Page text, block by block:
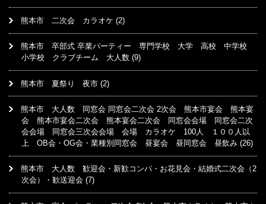
熊本市 二次会 カラオケ (2)
熊本市 卒部式 卒業パーティー 専門学校 大学 高校 中学校
小学校 クラブチーム 大人数 (9)
熊本市 夏祭り 夜市 (2)
熊本市 大人数 同窓会 同窓会二次会 2次会 熊本市宴会 熊本宴
会 熊本市宴会二次会 熊本宴会二次会 同窓会会場 同窓会二次
会会場 同窓会三次会会場 会場 カラオケ 100人 １００人以
上 OB会・OG会・業種別同窓会 昼宴会 昼同窓会 昼飲み (26)
熊本市 大人数 歓迎会・新歓コンパ・お花見会・結婚式二次会（2
次会）・歓送迎会 (7)